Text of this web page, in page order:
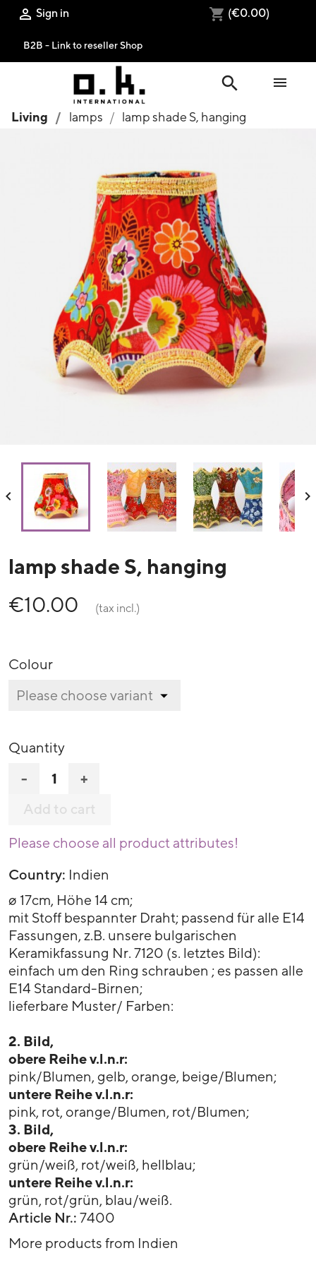
 Sign in shopping_cart (€0.00)
B2B - Link to reseller Shop
search 
Living lamps lamp shade S, hanging
 
lamp shade S, hanging
€10.00
(tax incl.)
Colour
Quantity
- +
Add to cart
Please choose all product attributes!
Country: Indien
ø 17cm, Höhe 14 cm;
mit Stoff bespannter Draht; passend für alle E14
Fassungen, z.B. unsere bulgarischen
Keramikfassung Nr. 7120 (s. letztes Bild):
einfach um den Ring schrauben ; es passen alle
E14 Standard-Birnen;
lieferbare Muster/ Farben:
2. Bild,
obere Reihe v.l.n.r:
pink/Blumen, gelb, orange, beige/Blumen;
untere Reihe v.l.n.r:
pink, rot, orange/Blumen, rot/Blumen;
3. Bild,
obere Reihe v.l.n.r:
grün/weiß, rot/weiß, hellblau;
untere Reihe v.l.n.r:
grün, rot/grün, blau/weiß.
Article Nr.: 7400
More products from Indien